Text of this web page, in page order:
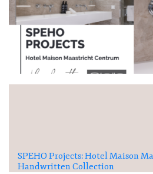
SPEHO Projects: Hotel Maison
Handwritten Collection